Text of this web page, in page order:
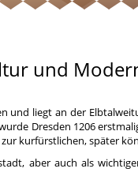
und
und liegt an der
Dresden 1206
kurfürstlichen, später
aber auch als